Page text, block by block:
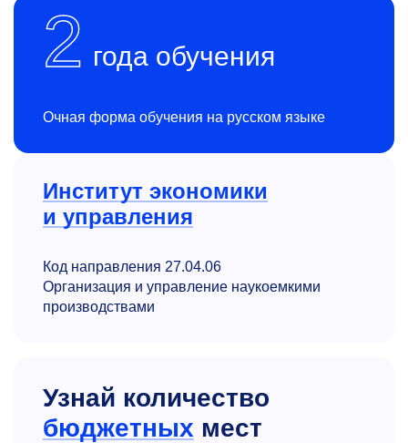
2 года обучения
Очная форма обучения на русском языке
Институт экономики
и управления
Код направления 27.04.06
Организация и управление наукоемкими
производствами
Узнай количество
бюджетных мест